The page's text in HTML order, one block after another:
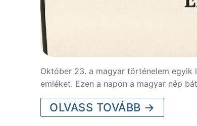
Október 23. a magyar történelem egyik
emléket. Ezen a napon a magyar nép
OLVASS TOVÁBB →